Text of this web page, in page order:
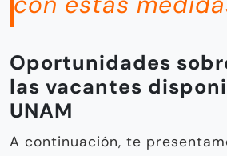
Oportunidades
las vacantes
UNAM
A continuación, te